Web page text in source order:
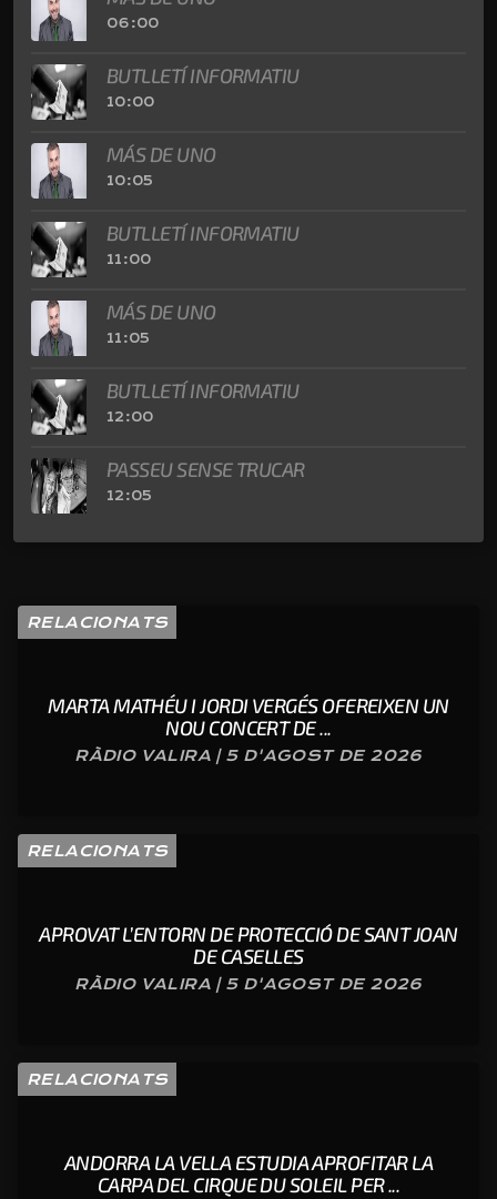
06:00
BUTLLETÍ INFORMATIU
10:00
MÁS DE UNO
10:05
BUTLLETÍ INFORMATIU
11:00
MÁS DE UNO
11:05
BUTLLETÍ INFORMATIU
12:00
PASSEU SENSE TRUCAR
12:05
RELACIONATS
MARTA MATHÉU I JORDI VERGÉS OFEREIXEN UN
NOU CONCERT DE ...
RÀDIO VALIRA | 5 D'AGOST DE 2026
RELACIONATS
APROVAT L’ENTORN DE PROTECCIÓ DE SANT JOAN
DE CASELLES
RÀDIO VALIRA | 5 D'AGOST DE 2026
RELACIONATS
ANDORRA LA VELLA ESTUDIA APROFITAR LA
CARPA DEL CIRQUE DU SOLEIL PER ...